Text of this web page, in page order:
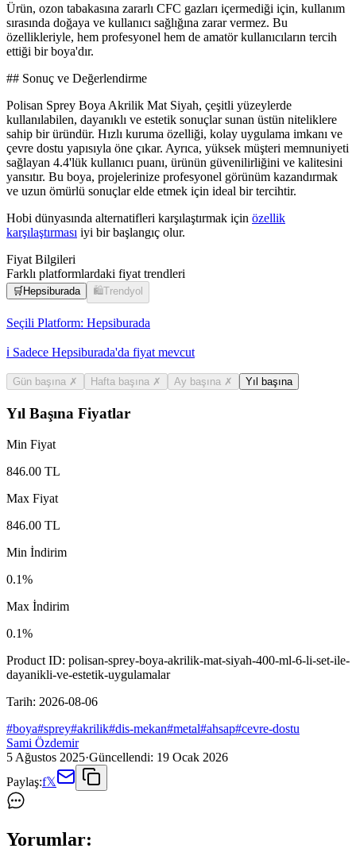
Ürün, ozon tabakasına zararlı CFC gazları içermediği için, kullanım
sırasında doğaya ve kullanıcı sağlığına zarar vermez. Bu
özellikleriyle, hem profesyonel hem de amatör kullanıcıların tercih
ettiği bir boya'dır.
## Sonuç ve Değerlendirme
Polisan Sprey Boya Akrilik Mat Siyah, çeşitli yüzeylerde
kullanılabilen, dayanıklı ve estetik sonuçlar sunan üstün niteliklere
sahip bir üründür. Hızlı kuruma özelliği, kolay uygulama imkanı ve
çevre dostu yapısıyla öne çıkar. Ayrıca, yüksek müşteri memnuniyeti
sağlayan 4.4'lük kullanıcı puanı, ürünün güvenilirliğini ve kalitesini
yansıtır. Bu boya, projelerinize profesyonel görünüm kazandırmak
ve uzun ömürlü sonuçlar elde etmek için ideal bir tercihtir.
Hobi dünyasında alternatifleri karşılaştırmak için özellik
karşılaştırması iyi bir başlangıç olur.
Fiyat Bilgileri
Farklı platformlardaki fiyat trendleri
🛒 Hepsiburada 🛍️Trendyol
Seçili Platform: Hepsiburada
ℹ️ Sadece Hepsiburada'da fiyat mevcut
Gün başına ✗ Hafta başına ✗ Ay başına ✗ Yıl başına
Yıl Başına Fiyatlar
Min Fiyat
846.00 TL
Max Fiyat
846.00 TL
Min İndirim
0.1%
Max İndirim
0.1%
Product ID: polisan-sprey-boya-akrilik-mat-siyah-400-ml-6-li-set-ile-
dayanikli-ve-estetik-uygulamalar
Tarih: 2026-08-06
#boya#sprey#akrilik#dis-mekan#metal#ahsap#cevre-dostu
Sami Özdemir
5 Ağustos 2025·Güncellendi: 19 Ocak 2026
Paylaş:f𝕏
Yorumlar: